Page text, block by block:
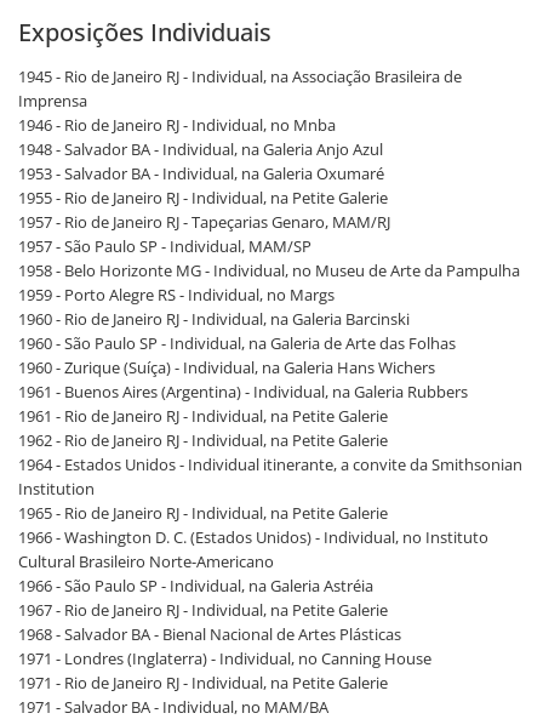
Exposições Individuais
1945 - Rio de Janeiro RJ - Individual, na Associação Brasileira de
Imprensa
1946 - Rio de Janeiro RJ - Individual, no Mnba
1948 - Salvador BA - Individual, na Galeria Anjo Azul
1953 - Salvador BA - Individual, na Galeria Oxumaré
1955 - Rio de Janeiro RJ - Individual, na Petite Galerie
1957 - Rio de Janeiro RJ - Tapeçarias Genaro, MAM/RJ
1957 - São Paulo SP - Individual, MAM/SP
1958 - Belo Horizonte MG - Individual, no Museu de Arte da Pampulha
1959 - Porto Alegre RS - Individual, no Margs
1960 - Rio de Janeiro RJ - Individual, na Galeria Barcinski
1960 - São Paulo SP - Individual, na Galeria de Arte das Folhas
1960 - Zurique (Suíça) - Individual, na Galeria Hans Wichers
1961 - Buenos Aires (Argentina) - Individual, na Galeria Rubbers
1961 - Rio de Janeiro RJ - Individual, na Petite Galerie
1962 - Rio de Janeiro RJ - Individual, na Petite Galerie
1964 - Estados Unidos - Individual itinerante, a convite da Smithsonian
Institution
1965 - Rio de Janeiro RJ - Individual, na Petite Galerie
1966 - Washington D. C. (Estados Unidos) - Individual, no Instituto
Cultural Brasileiro Norte-Americano
1966 - São Paulo SP - Individual, na Galeria Astréia
1967 - Rio de Janeiro RJ - Individual, na Petite Galerie
1968 - Salvador BA - Bienal Nacional de Artes Plásticas
1971 - Londres (Inglaterra) - Individual, no Canning House
1971 - Rio de Janeiro RJ - Individual, na Petite Galerie
1971 - Salvador BA - Individual, no MAM/BA